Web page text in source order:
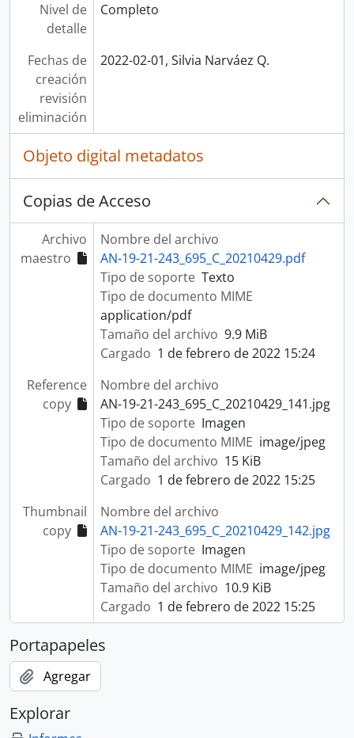
Nivel de
detalle
Completo
Fechas de
creación
revisión
eliminación
2022-02-01, Silvia Narváez Q.
Objeto digital metadatos
Copias de Acceso
Archivo
maestro
Nombre del archivo
AN-19-21-243_695_C_20210429.pdf
Tipo de soporte Texto
Tipo de documento MIME
application/pdf
Tamaño del archivo 9.9 MiB
Cargado 1 de febrero de 2022 15:24
Reference
copy
Nombre del archivo
AN-19-21-243_695_C_20210429_141.jpg
Tipo de soporte Imagen
Tipo de documento MIME image/jpeg
Tamaño del archivo 15 KiB
Cargado 1 de febrero de 2022 15:25
Thumbnail
copy
Nombre del archivo
AN-19-21-243_695_C_20210429_142.jpg
Tipo de soporte Imagen
Tipo de documento MIME image/jpeg
Tamaño del archivo 10.9 KiB
Cargado 1 de febrero de 2022 15:25
Portapapeles
Agregar
Explorar